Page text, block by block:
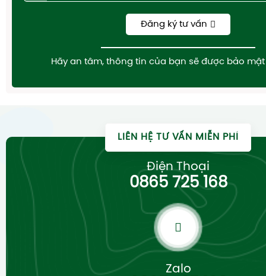
Đăng ký tư vấn
Hãy an tâm, thông tin của bạn sẽ được bảo
LIÊN HỆ TƯ VẤN MIỄN PHÍ
Điện Thoại
0865 725 168
Zalo